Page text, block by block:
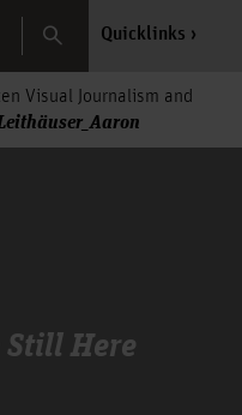
Search Quicklinks
Visual Journalism and
Still Here